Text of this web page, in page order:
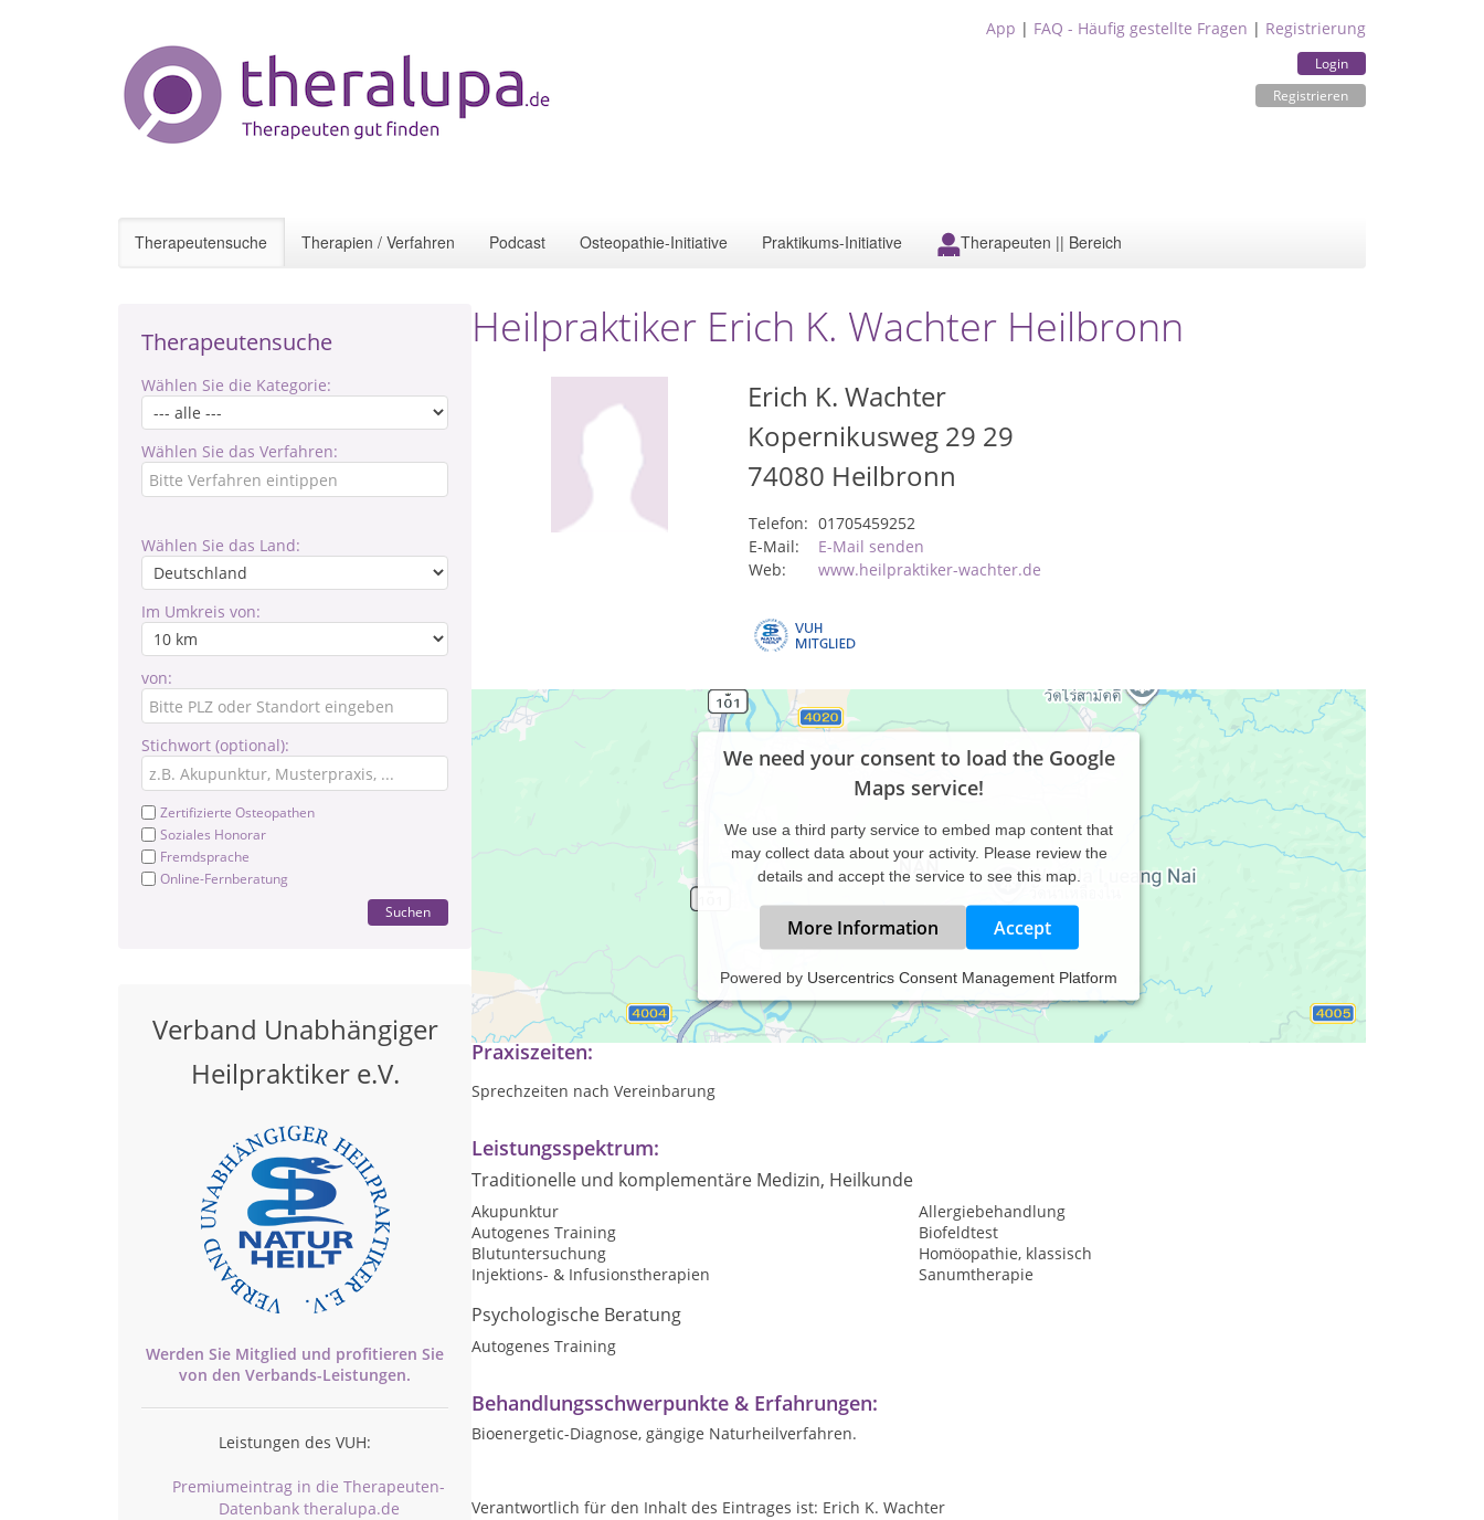
App | FAQ - Häufig gestellte Fragen | Registrierung
Login
Registrieren
Therapeutensuche Therapien / Verfahren Podcast Osteopathie-Initiative Praktikums-Initiative Therapeuten || Bereich
Therapeutensuche
Wählen Sie die Kategorie:
Wählen Sie das Verfahren:
Wählen Sie das Land:
Im Umkreis von:
von:
Stichwort (optional):
Zertifizierte Osteopathen
Soziales Honorar
Fremdsprache
Online-Fernberatung
Suchen
Verband Unabhängiger
Heilpraktiker e.V.
Werden Sie Mitglied und profitieren Sie
von den Verbands-Leistungen.
Leistungen des VUH:
Premiumeintrag in die Therapeuten-
Datenbank theralupa.de
Heilpraktiker Erich K. Wachter Heilbronn
Erich K. Wachter
Kopernikusweg 29 29
74080 Heilbronn
Telefon: 01705459252
E-Mail:
E-Mail senden
Web:
www.heilpraktiker-wachter.de
We need your consent to load the Google
Maps service!
We use a third party service to embed map content that
may collect data about your activity. Please review the
details and accept the service to see this map.
More Information Accept
Powered by Usercentrics Consent Management Platform
Seit über 35 Jahren Heilpraktiker in Heilbronn
Praxiszeiten:
Sprechzeiten nach Vereinbarung
Leistungsspektrum:
Traditionelle und komplementäre Medizin, Heilkunde
Akupunktur
Allergiebehandlung
Autogenes Training
Biofeldtest
Blutuntersuchung
Homöopathie, klassisch
Injektions- & Infusionstherapien
Sanumtherapie
Psychologische Beratung
Autogenes Training
Behandlungsschwerpunkte & Erfahrungen:
Bioenergetic-Diagnose, gängige Naturheilverfahren.
Verantwortlich für den Inhalt des Eintrages ist: Erich K. Wachter